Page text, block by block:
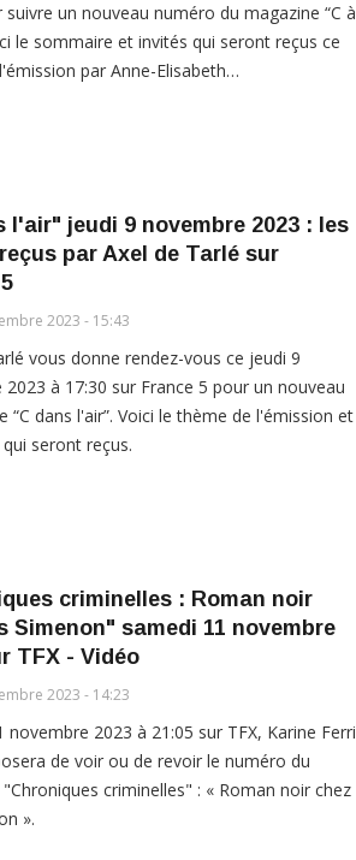
suivre un nouveau numéro du magazine “C à
le sommaire et invités qui seront reçus ce
par Anne-Elisabeth…
l'air" jeudi 9 novembre 2023 : les
par Axel de Tarlé sur
2023 - 15:43
vous donne rendez-vous ce jeudi 9
à 17:30 sur France 5 pour un nouveau
“C dans l'air”. Voici le thème de l'émission et
seront reçus.
criminelles : Roman noir
Simenon" samedi 11 novembre
TFX - Vidéo
2023 - 14:23
novembre 2023 à 21:05 sur TFX, Karine Ferri
de voir ou de revoir le numéro du
criminelles" : « Roman noir chez
».